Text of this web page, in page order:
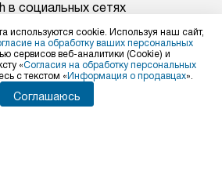
в социальных сетях
Для физических лиц
centre.ru
Для юридических лиц
используются cookie. Используя наш сайт,
на обработку ваших персональных
сервисов веб-аналитики (Cookie) и
«Согласия на обработку персональных
с текстом « Информация о продавцах».
Соглашаюсь